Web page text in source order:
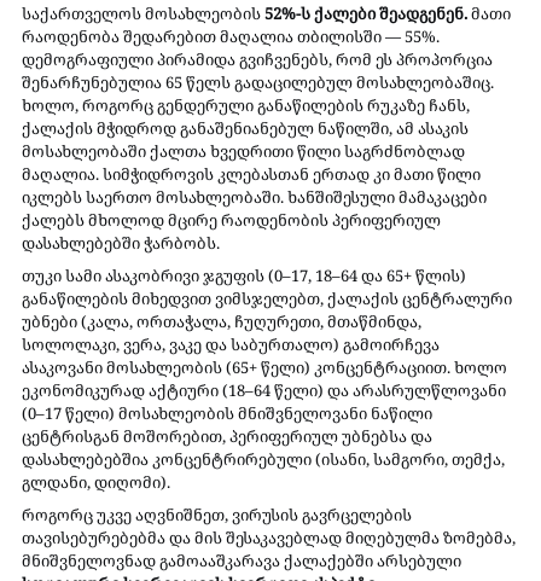
საქართველოს მოსახლეობის 52%-ს ქალები შეადგენენ. მათი
რაოდენობა შედარებით მაღალია თბილისში — 55%.
დემოგრაფიული პირამიდა გვიჩვენებს, რომ ეს პროპორცია
შენარჩუნებულია 65 წელს გადაცილებულ მოსახლეობაშიც.
ხოლო, როგორც გენდერული განაწილების რუკაზე ჩანს,
ქალაქის მჭიდროდ განაშენიანებულ ნაწილში, ამ ასაკის
მოსახლეობაში ქალთა ხვედრითი წილი საგრძნობლად
მაღალია. სიმჭიდროვის კლებასთან ერთად კი მათი წილი
იკლებს საერთო მოსახლეობაში. ხანშიშესული მამაკაცები
ქალებს მხოლოდ მცირე რაოდენობის პერიფერიულ
დასახლებებში ჭარბობს.
თუკი სამი ასაკობრივი ჯგუფის (0–17, 18–64 და 65+ წლის)
განაწილების მიხედვით ვიმსჯელებთ, ქალაქის ცენტრალური
უბნები (კალა, ორთაჭალა, ჩუღურეთი, მთაწმინდა,
სოლოლაკი, ვერა, ვაკე და საბურთალო) გამოირჩევა
ასაკოვანი მოსახლეობის (65+ წელი) კონცენტრაციით. ხოლო
ეკონომიკურად აქტიური (18–64 წელი) და არასრულწლოვანი
(0–17 წელი) მოსახლეობის მნიშვნელოვანი ნაწილი
ცენტრისგან მოშორებით, პერიფერიულ უბნებსა და
დასახლებებშია კონცენტრირებული (ისანი, სამგორი, თემქა,
გლდანი, დიღომი).
როგორც უკვე აღვნიშნეთ, ვირუსის გავრცელების
თავისებურებებმა და მის შესაკავებლად მიღებულმა ზომებმა,
მნიშვნელოვნად გამოააშკარავა ქალაქებში არსებული